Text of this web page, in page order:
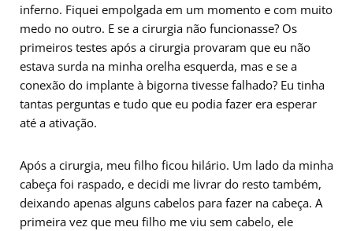
inferno. Fiquei empolgada em um momento e com muito
medo no outro. E se a cirurgia não funcionasse? Os
primeiros testes após a cirurgia provaram que eu não
estava surda na minha orelha esquerda, mas e se a
conexão do implante à bigorna tivesse falhado? Eu tinha
tantas perguntas e tudo que eu podia fazer era esperar
até a ativação.
Após a cirurgia, meu filho ficou hilário. Um lado da minha
cabeça foi raspado, e decidi me livrar do resto também,
deixando apenas alguns cabelos para fazer na cabeça. A
primeira vez que meu filho me viu sem cabelo, ele